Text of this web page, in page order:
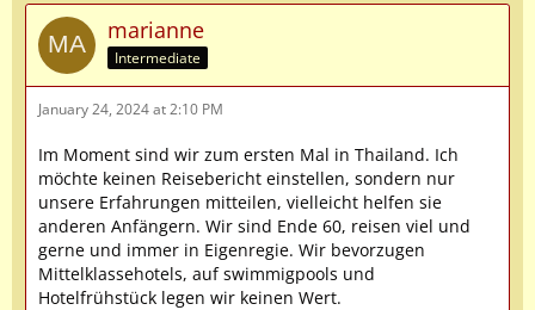
marianne
Intermediate
January 24, 2024 at 2:10 PM
Im Moment sind wir zum ersten Mal in Thailand. Ich
möchte keinen Reisebericht einstellen, sondern nur
unsere Erfahrungen mitteilen, vielleicht helfen sie
anderen Anfängern. Wir sind Ende 60, reisen viel und
gerne und immer in Eigenregie. Wir bevorzugen
Mittelklassehotels, auf swimmigpools und
Hotelfrühstück legen wir keinen Wert.